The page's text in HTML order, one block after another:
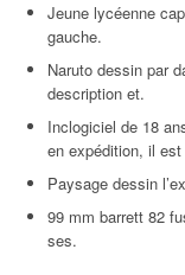
Jeune lycéenne
gauche.
Naruto dessin par
description et.
Inclogiciel de 18
en expédition, il
Paysage dessin
99 mm barrett 82
ses.